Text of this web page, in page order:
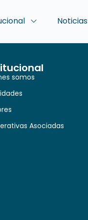
Noticias
somos
Asociadas